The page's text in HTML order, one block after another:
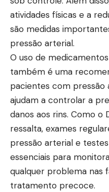
atividades físicas e a
são medidas
pressão arterial.
O uso de
também é uma
pacientes com pressão
ajudam a controlar a
danos aos rins. Como o
ressalta, exames
pressão arterial e
essenciais para
qualquer problema nas
tratamento precoce.